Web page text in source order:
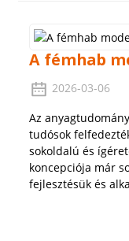
A fémhab
2026-03-06
Az
tudósok
sokoldalú és
koncepciója már
fejlesztésük és